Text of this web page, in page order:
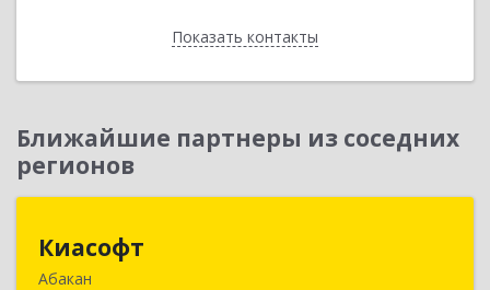
Показать контакты
Назад
Ближайшие партнеры из соседних
регионов
Киасофт
Абакан
655017, Хакасия Респ, Абакан г, Ивана Ярыгина